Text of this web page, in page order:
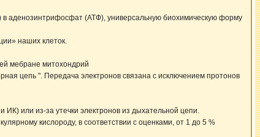
в аденозинтрифосфат (АТФ), универсальную биохимическую форму
наших клеток.
мебране митохондрий
цепь ". Передача электронов связана с исключением протонов
или из-за утечки электронов из дыхательной цепи.
кислороду, в соответствии с оценками, от 1 до 5 %